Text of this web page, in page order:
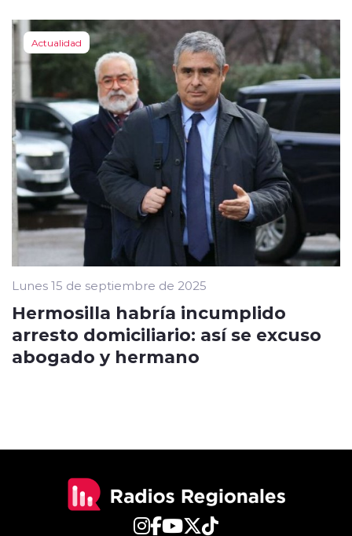
Actualidad
Lunes 15 de septiembre de 2025
Hermosilla habría incumplido
arresto domiciliario: así se excuso
abogado y hermano